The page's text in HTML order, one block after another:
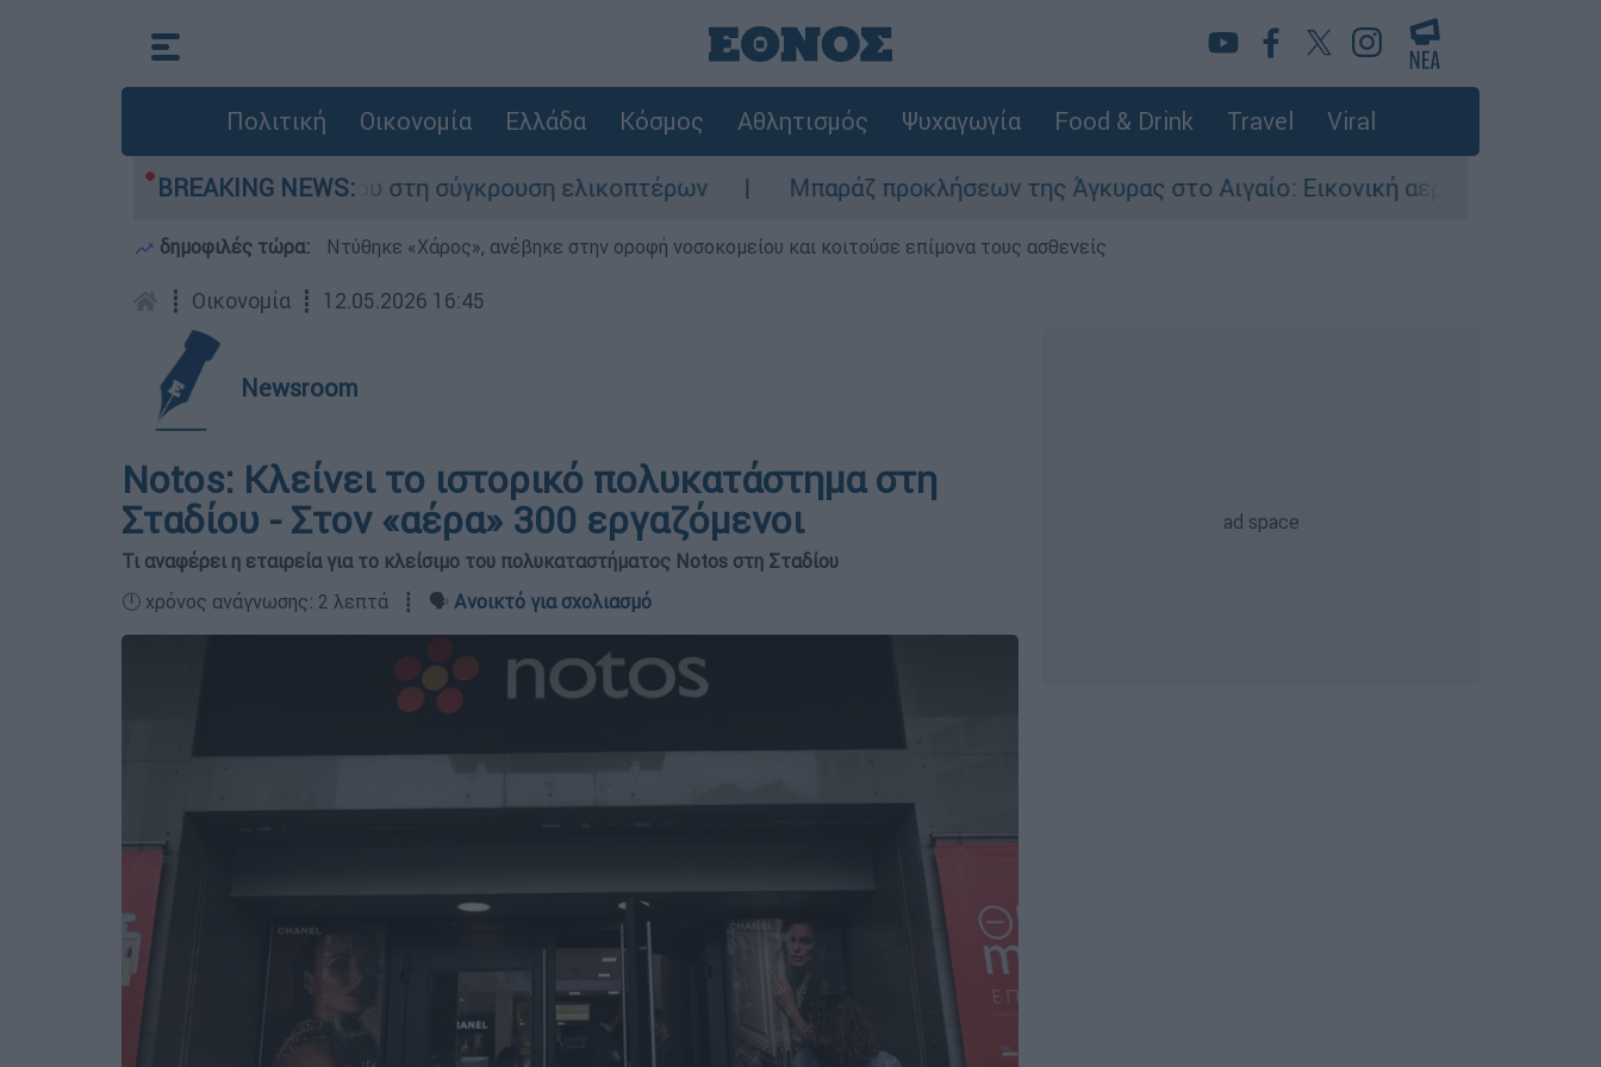
Πολιτική Οικονομία Ελλάδα Κόσμος Αθλητισμός Ψυχαγωγία Food & Drink Travel Viral
BREAKING NEWS:
που έχασε τη ζωή του στη σύγκρουση ελικοπτέρων Μπαράζ προκλήσεων της Άγκυρας στο Αιγαίο: Εικονική αερομαχία ανάμεσα σε
δημοφιλές τώρα: Ντύθηκε «Χάρος», ανέβηκε στην οροφή νοσοκομείου και κοιτούσε επίμονα τους ασθενείς
┋ Οικονομία ┋ 12.05.2026 16:45
Newsroom
Notos: Κλείνει το ιστορικό πολυκατάστημα στη
Σταδίου - Στον «αέρα» 300 εργαζόμενοι
Τι αναφέρει η εταιρεία για το κλείσιμο του πολυκαταστήματος Notos στη Σταδίου
🕛 χρόνος ανάγνωσης: 2 λεπτά ┋ 🗣️ Ανοικτό για σχολιασμό